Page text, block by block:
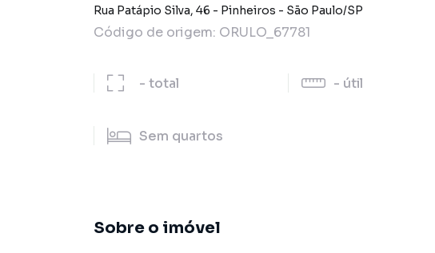
Rua Patápio Silva, 46 - Pinheiros - São Paulo/SP
Código de origem: ORULO_67781
- total - útil
Sem quartos
Sobre o imóvel